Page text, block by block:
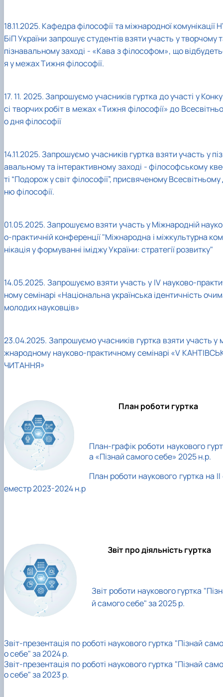
18.11.2025. Кафедра філософії та міжнародної комунікації
БіП України запрошує студентів взяти участь у творчому
пізнавальному заході - «Кава з філософом», що
я у межах Тижня філософії.
17. 11. 2025. Запрошуємо учасників гуртка до участі у
сі творчих робіт в межах «Тижня філософії» до
о дня філософії
14.11.2025. Запрошуємо учасників гуртка взяти участь у
авальному та інтерактивному заході - філософському
ті “Подорож у світ філософії”, присвяченому Всесвітньому
ню філософії.
01.05.2025. Запрошуємо взяти участь у Міжнародній
о-практичній конференції "Міжнародна і міжкультурна
нікація у формуванні іміджу України: стратегії розвитку"
14.05.2025. Запрошуємо взяти участь у IV науково-
ному семінарі «Національна українська ідентичність
молодих науковців»
23.04.2025. Запрошуємо учасників гуртка взяти участь у
жнародному науково-практичному семінарі «V
ЧИТАННЯ»
План роботи гуртка
План-графік роботи наукового
а «Пізнай самого себе» 2025 н.р.
План роботи наукового гуртка на ІІ
еместр 2023-2024 н.р
Звіт про діяльність гуртка
Звіт роботи наукового гуртка
й самого себе" за 2025 р.
Звіт-презентація по роботі наукового гуртка "Пізнай
о себе" за 2024 р.
Звіт-презентація по роботі наукового гуртка "Пізнай
о себе" за 2023 р.